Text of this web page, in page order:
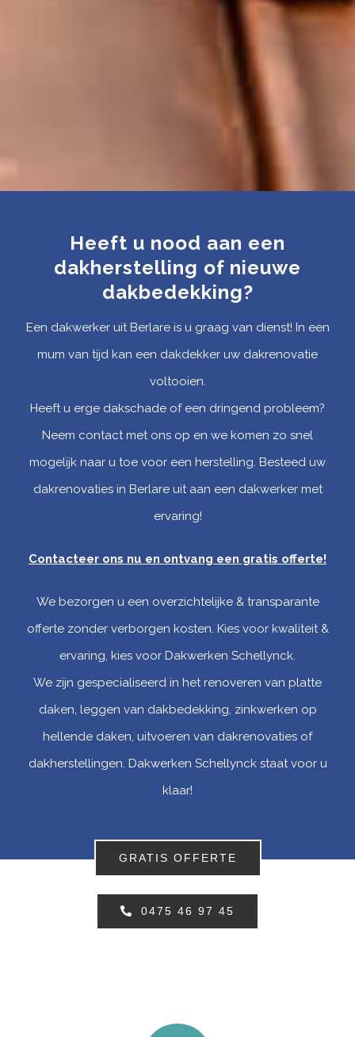
Heeft u nood aan een
dakherstelling of nieuwe
dakbedekking?
Een dakwerker uit Berlare is u graag van dienst! In een
mum van tijd kan een dakdekker uw dakrenovatie
voltooien.
Heeft u erge dakschade of een dringend probleem?
Neem contact met ons op en we komen zo snel
mogelijk naar u toe voor een herstelling. Besteed uw
dakrenovaties in Berlare uit aan een dakwerker met
ervaring!
Contacteer ons nu en ontvang een gratis offerte!
We bezorgen u een overzichtelijke & transparante
offerte zonder verborgen kosten. Kies voor kwaliteit &
ervaring, kies voor Dakwerken Schellynck.
We zijn gespecialiseerd in het renoveren van platte
daken, leggen van dakbedekking, zinkwerken op
hellende daken, uitvoeren van dakrenovaties of
dakherstellingen. Dakwerken Schellynck staat voor u
klaar!
GRATIS OFFERTE
0475 46 97 45